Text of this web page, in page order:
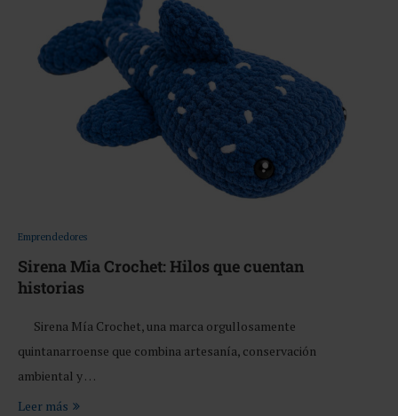
Emprendedores
Sirena Mia Crochet: Hilos que cuentan
historias
Sirena Mía Crochet, una marca orgullosamente
quintanarroense que combina artesanía, conservación
ambiental y …
Leer más